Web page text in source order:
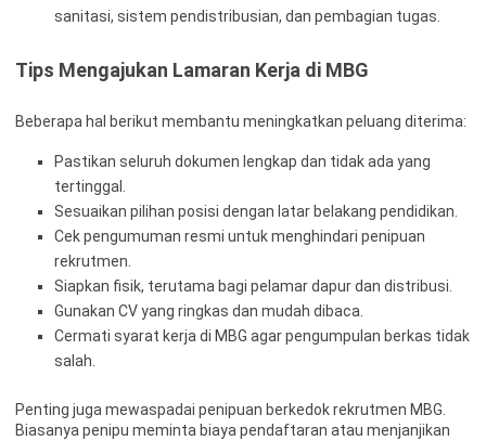
sanitasi, sistem pendistribusian, dan pembagian tugas.
Tips Mengajukan Lamaran Kerja di MBG
Beberapa hal berikut membantu meningkatkan peluang diterima:
Pastikan seluruh dokumen lengkap dan tidak ada yang
tertinggal.
Sesuaikan pilihan posisi dengan latar belakang pendidikan.
Cek pengumuman resmi untuk menghindari penipuan
rekrutmen.
Siapkan fisik, terutama bagi pelamar dapur dan distribusi.
Gunakan CV yang ringkas dan mudah dibaca.
Cermati syarat kerja di MBG agar pengumpulan berkas tidak
salah.
Penting juga mewaspadai penipuan berkedok rekrutmen MBG.
Biasanya penipu meminta biaya pendaftaran atau menjanjikan